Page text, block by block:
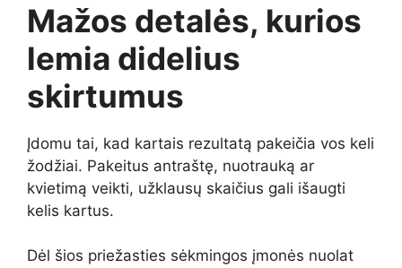
Mažos detalės, kurios
lemia didelius
skirtumus
Įdomu tai, kad kartais rezultatą pakeičia vos keli
žodžiai. Pakeitus antraštę, nuotrauką ar
kvietimą veikti, užklausų skaičius gali išaugti
kelis kartus.
Dėl šios priežasties sėkmingos įmonės nuolat